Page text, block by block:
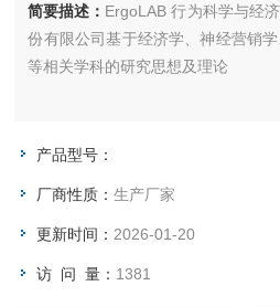
简要描述： ErgoLAB 行为科学与经
份有限公司基于经济学、神经营销
等相关学科的研究思想及理论
产品型号：
厂商性质：生产厂家
更新时间： 2026-01-20
访 问 量： 1381